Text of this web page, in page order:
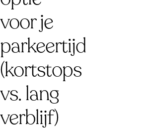
voor je
parkeertijd
(kortstops
vs. lang
verblijf)